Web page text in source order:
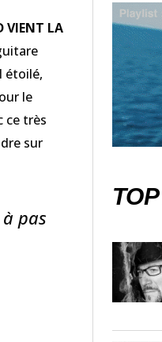
VIENT LA
étoilé,
le
ce très
sur
pas